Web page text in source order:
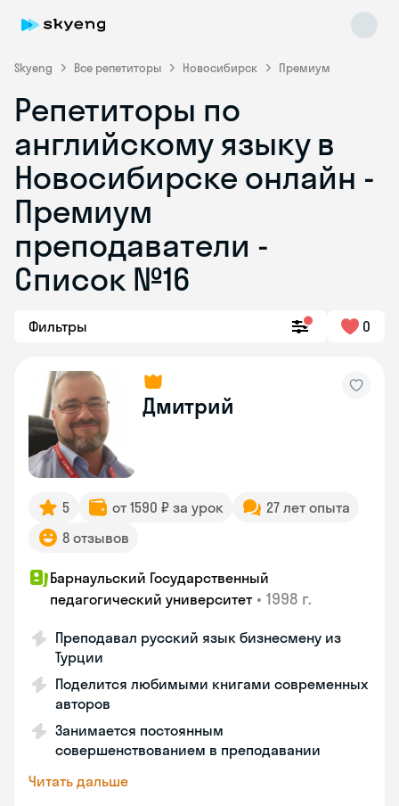
Skyeng Все репетиторы Новосибирск Премиум
Репетиторы по
английскому языку в
Новосибирске онлайн -
Премиум
преподаватели -
Список №16
Фильтры 0
Дмитрий
5 от 1590 ₽ за урок
27 лет опыта
8 отзывов
Барнаульский Государственный
педагогический университет • 1998 г.
Преподавал русский язык бизнесмену из
Турции
Поделится любимыми книгами современных
авторов
Занимается постоянным
совершенствованием в преподавании
Читать дальше
Skyeng Chat
online